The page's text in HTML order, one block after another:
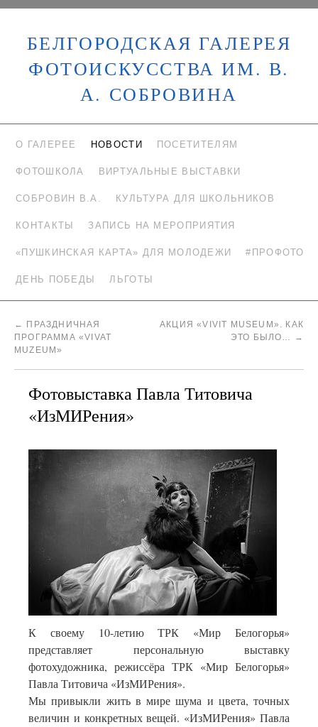
БЕЛГОРОДСКАЯ ГАЛЕРЕЯ
ФОТОИСКУССТВА ИМ. В.
А. СОБРОВИНА
О ГАЛЕРЕЕ НОВОСТИ ПОСЕТИТЕЛЯМ
ФОТОШКОЛА ВИРТУАЛЬНЫЕ ВЫСТАВКИ
СОБРОВИН В.А. КУЛЬТУРА ДЛЯ ШКОЛЬНИКОВ
КОНТАКТЫ ЗАПИСЬ НА МЕРОПРИЯТИЯ
«ПУШКИНСКАЯ КАРТА» ДЛЯ МОЛОДЕЖИ #ПРОФОТО
ДЕНЬ ПОБЕДЫ ЛЬГОТЫ
←
ПРАЗДНИЧНАЯ
ПРОГРАММА «VIVAT
MUZEUM»
АКЦИЯ «VIVIT MUSEUM». КАК
ЭТО БЫЛО…
→
Фотовыставка Павла Титовича
«ИзМИРения»
К своему 10-летию ТРК «Мир Белогорья»
представляет персональную выставку
фотохудожника, режиссёра ТРК «Мир Белогорья»
Павла Титовича «ИзМИРения».
Мы привыкли жить в мире шума и цвета, точных
величин и конкретных вещей. «ИзМИРения» Павла